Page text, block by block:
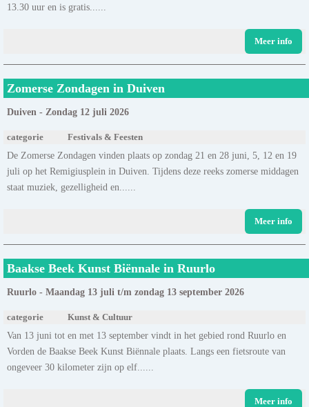
13.30 uur en is gratis......
Meer info
Zomerse Zondagen in Duiven
Duiven - Zondag 12 juli 2026
categorie Festivals & Feesten
De Zomerse Zondagen vinden plaats op zondag 21 en 28 juni, 5, 12 en 19
juli op het Remigiusplein in Duiven. Tijdens deze reeks zomerse middagen
staat muziek, gezelligheid en......
Meer info
Baakse Beek Kunst Biënnale in Ruurlo
Ruurlo - Maandag 13 juli t/m zondag 13 september 2026
categorie Kunst & Cultuur
Van 13 juni tot en met 13 september vindt in het gebied rond Ruurlo en
Vorden de Baakse Beek Kunst Biënnale plaats. Langs een fietsroute van
ongeveer 30 kilometer zijn op elf......
Meer info